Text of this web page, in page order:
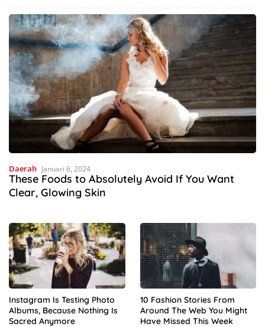
Petani Kabupaten Kupang
Kabupaten Kupang
Daerah Januari 6, 2024
These Foods to Absolutely Avoid If You Want
Clear, Glowing Skin
Instagram Is Testing Photo
Albums, Because Nothing Is
Sacred Anymore
10 Fashion Stories From
Around The Web You Might
Have Missed This Week